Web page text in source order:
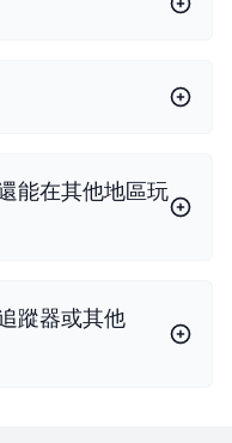
能在其他地區玩
蹤器或其他